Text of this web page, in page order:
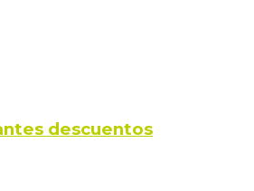
descuentos